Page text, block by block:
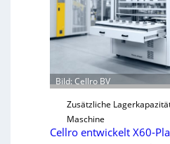
c
h
e
Ü
r
a
Bild: Cellro BV
Zusätzliche
Maschine
Cellro entwickelt X60-